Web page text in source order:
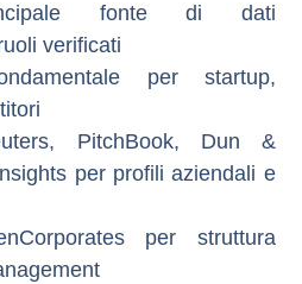
fonte di dati
verificati
per startup,
, PitchBook, Dun &
per profili aziendali e
per struttura